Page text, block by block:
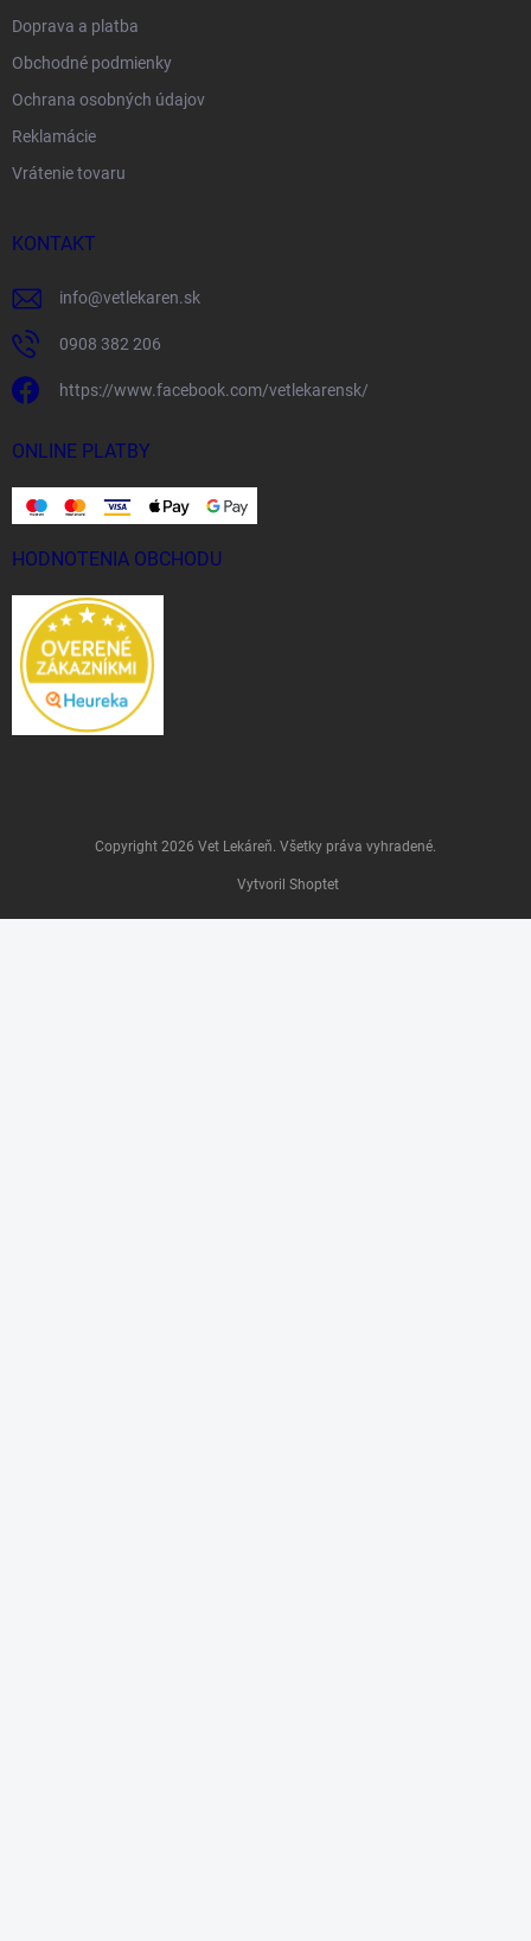
Doprava a platba
Obchodné podmienky
Ochrana osobných údajov
Reklamácie
Vrátenie tovaru
KONTAKT
info@vetlekaren.sk
0908 382 206
https://www.facebook.com/vetlekarensk/
ONLINE PLATBY
HODNOTENIA OBCHODU
Vytvoril Shoptet
Copyright 2026 Vet Lekáreň. Všetky práva vyhradené.